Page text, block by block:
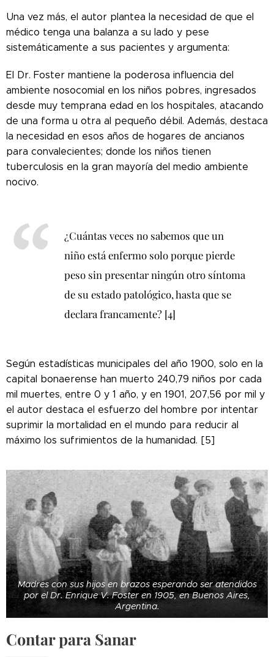
Una vez más, el autor plantea la necesidad de que el
médico tenga una balanza a su lado y pese
sistemáticamente a sus pacientes y argumenta:
El Dr. Foster mantiene la poderosa influencia del
ambiente nosocomial en los niños pobres, ingresados ​​
desde muy temprana edad en los hospitales, atacando
de una forma u otra al pequeño débil. Además, destaca
la necesidad en esos años de hogares de ancianos
para convalecientes; donde los niños tienen
tuberculosis en la gran mayoría del medio ambiente
nocivo.
¿Cuántas veces no sabemos que un
niño está enfermo solo porque pierde
peso sin presentar ningún otro síntoma
de su estado patológico, hasta que se
declara francamente? [4]
Según estadísticas municipales del año 1900, solo en la
capital bonaerense han muerto 240,79 niños por cada
mil muertes, entre 0 y 1 año, y en 1901, 207,56 por mil y
el autor destaca el esfuerzo del hombre por intentar
suprimir la mortalidad en el mundo para reducir al
máximo los sufrimientos de la humanidad. [5]
Madres con sus hijos en brazos esperando ser atendidos
por el Dr. Enrique V. Foster en 1905, en Buenos Aires,
Argentina.
Contar para Sanar